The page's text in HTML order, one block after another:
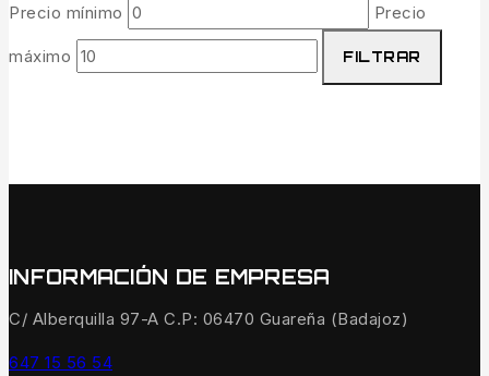
Precio mínimo Precio
máximo FILTRAR
INFORMACIÓN DE EMPRESA
C/ Alberquilla 97-A C.P: 06470 Guareña (Badajoz)
647 15 56 54